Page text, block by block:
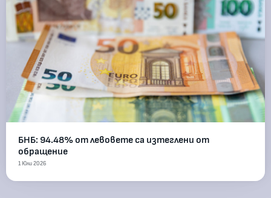
БНБ: 94.48% от левовете са изтеглени от
обращение
1 Юли 2026